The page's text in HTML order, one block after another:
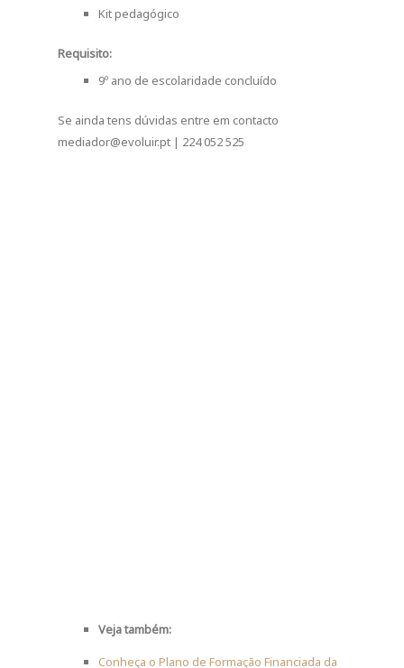
Kit pedagógico
Requisito:
9º ano de escolaridade concluído
Se ainda tens dúvidas entre em contacto
mediador@evoluir.pt | 224 052 525
Veja também:
Conheça o Plano de Formação Financiada da